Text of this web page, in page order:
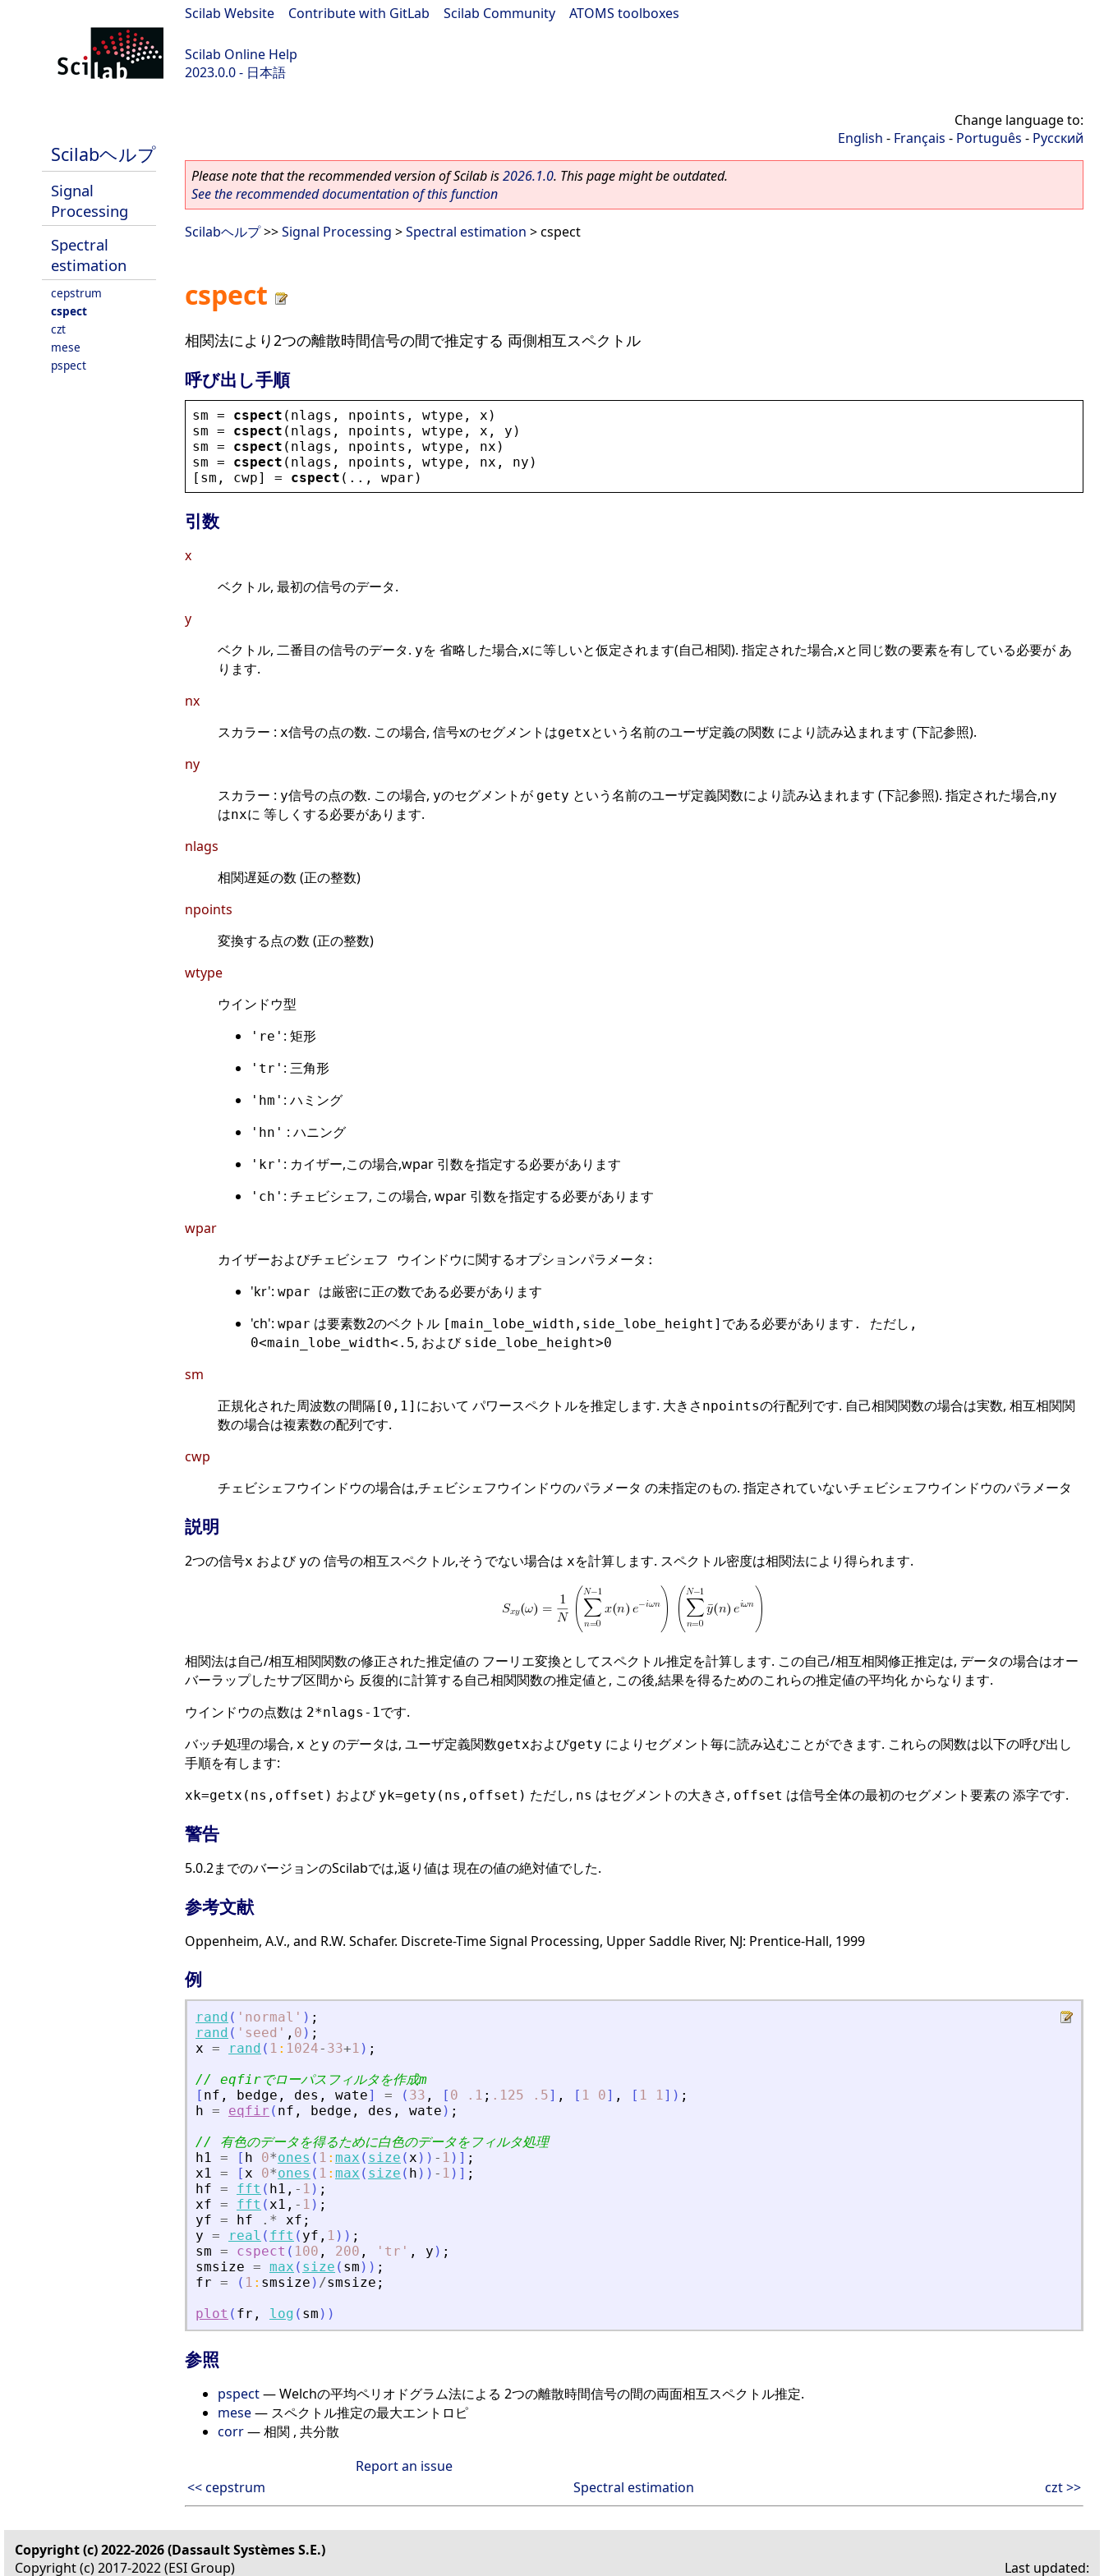
Scilab Website Contribute with GitLab Scilab Community ATOMS toolboxes
Scilab Online Help
2023.0.0 - 日本語
Scilabヘルプ
Signal
Processing
Spectral
estimation
cepstrum
cspect
czt
mese
pspect
Change language to:
English - Français - Português - Русский
Please note that the recommended version of Scilab is2026.1.0. This page might be outdated.
See the recommended documentation of this function
Scilabヘルプ>>Signal Processing >Spectral estimation > cspect
cspect
相関法により2つの離散時間信号の間で推定する 両側相互スペクトル
呼び出し手順
sm = cspect ( nlags , npoints , wtype , x )
sm = cspect ( nlags , npoints , wtype , x , y )
sm = cspect ( nlags , npoints , wtype , nx )
sm = cspect ( nlags , npoints , wtype , nx , ny )
[ sm , cwp] = cspect (.., wpar )
引数
x
ベクトル, 最初の信号のデータ.
y
ベクトル, 二番目の信号のデータ. yを 省略した場合,xに等しいと仮定されます(自己相関). 指定された場合,xと同じ数の要素を有している必要が あ
ります.
nx
スカラー : x信号の点の数. この場合, 信号xのセグメントはgetxという名前のユーザ定義の関数 により読み込まれます (下記参照).
ny
スカラー : y信号の点の数. この場合, yのセグメントが gety という名前のユーザ定義関数により読み込まれます (下記参照). 指定された場合,ny
はnxに 等しくする必要があります.
nlags
相関遅延の数 (正の整数)
npoints
変換する点の数 (正の整数)
wtype
ウインドウ型
're' : 矩形
'tr' : 三角形
'hm' : ハミング
'hn' : ハニング
'kr' : カイザー,この場合,wpar 引数を指定する必要があります
'ch' : チェビシェフ, この場合, wpar 引数を指定する必要があります
wpar
カイザーおよびチェビシェフ ウインドウに関するオプションパラメータ:
'kr': wpar は厳密に正の数である必要があります
'ch': wpar は要素数2のベクトル [main_lobe_width,side_lobe_height]である必要があります. ただし,
0<main_lobe_width<.5, および side_lobe_height>0
sm
正規化された周波数の間隔 [0,1] において パワースペクトルを推定します. 大きさ npointsの行配列です. 自己相関関数の場合は実数, 相互相関関
数の場合は複素数の配列です.
cwp
チェビシェフウインドウの場合は,チェビシェフウインドウのパラメータ の未指定のもの. 指定されていないチェビシェフウインドウのパラメータ
説明
2つの信号x および yの 信号の相互スペクトル,そうでない場合は xを計算します. スペクトル密度は相関法により得られます.
相関法は自己/相互相関関数の修正された推定値の フーリエ変換としてスペクトル推定を計算します. この自己/相互相関修正推定は, データの場合はオー
バーラップしたサブ区間から 反復的に計算する自己相関関数の推定値と, この後,結果を得るためのこれらの推定値の平均化 からなります.
ウインドウの点数は 2*nlags-1です.
バッチ処理の場合, x と y のデータは, ユーザ定義関数getxおよびgety によりセグメント毎に読み込むことができます. これらの関数は以下の呼び出し
手順を有します:
xk=getx(ns,offset) および yk=gety(ns,offset) ただし, ns はセグメントの大きさ, offset は信号全体の最初のセグメント要素の 添字です.
警告
5.0.2までのバージョンのScilabでは,返り値は 現在の値の絶対値でした.
参考文献
Oppenheim, A.V., and R.W. Schafer. Discrete-Time Signal Processing, Upper Saddle River, NJ: Prentice-Hall, 1999
例
rand ( ' normal ' ) ;
rand ( ' seed ' , 0 ) ;
x = rand ( 1 : 1024- 33+1 ) ;
// eqfirでローパスフィルタを作成m
[ nf , bedge , des , wate] = ( 33 , [ 0 .1 ; .125 .5] , [ 1 0] , [ 1 1 ] ) ;
h = eqfir ( nf , bedge , des , wate ) ;
// 有色のデータを得るために白色のデータをフィルタ処理
h1
= [ h 0*ones ( 1 : max ( size ( x ) ) - 1 ) ] ;
x1
= [ x 0*ones ( 1 : max ( size ( h ) ) - 1 ) ] ;
hf = fft ( h1 , - 1 ) ;
xf = fft ( x1 , - 1 ) ;
yf = hf .* xf ;
y = real ( fft ( yf , 1 ) ) ;
sm = cspect ( 100 , 200 , ' tr ' , y ) ;
smsize = max ( size ( sm ) ) ;
fr = ( 1 : smsize ) /smsize ;
plot ( fr , log ( sm ) )
参照
pspect— Welchの平均ペリオドグラム法による 2つの離散時間信号の間の両面相互スペクトル推定.
mese— スペクトル推定の最大エントロピ
corr— 相関 , 共分散
Report an issue
<< cepstrum
Spectral estimation czt >>
Copyright (c) 2022-2026 (Dassault Systèmes S.E.)
Copyright (c) 2017-2022 (ESI Group)
Last updated: